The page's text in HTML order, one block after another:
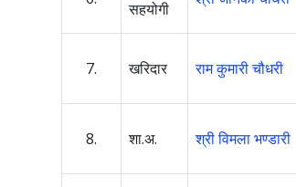
सहयोगी
7. खरिदार राम कुमारी चौधरी
8. शा.अ. श्री विमला भण्डारी